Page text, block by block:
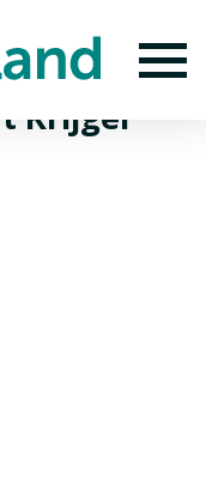
Krijger